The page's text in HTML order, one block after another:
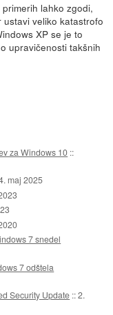
lahko zgodi,
veliko katastrofo
XP se je to
upravičenosti takšnih
za Windows 10 ::
maj 2025
7 snedel
7 odštela
Security Update ::2.